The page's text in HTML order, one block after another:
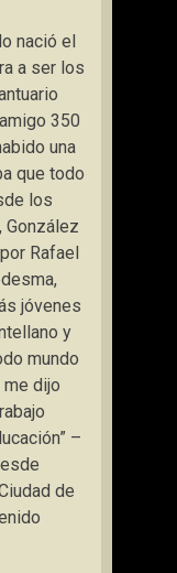
nació el
a ser los
350
una
que todo
los
González
Rafael
jóvenes
y
mundo
dijo
–
de